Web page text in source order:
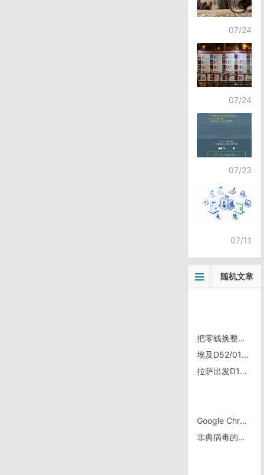
07/24
07/24
07/23
07/11
随机文章
把零钱换整的方法
埃及D52/0120，距阿斯旺90km
拉萨出发D16/0905，亚来 ཡར་སླེབས་
Google Chrome 6.0.472.55 的BUG？
非典病毒的由来